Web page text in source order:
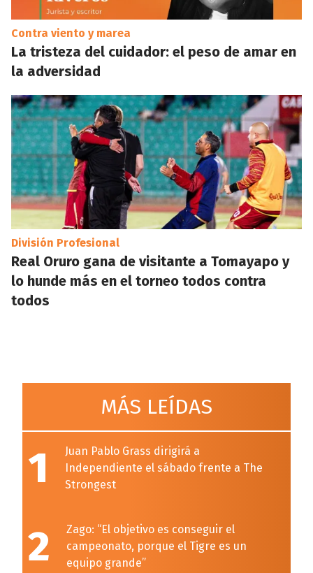
Contra viento y marea
La tristeza del cuidador: el peso de amar en
la adversidad
División Profesional
Real Oruro gana de visitante a Tomayapo y
lo hunde más en el torneo todos contra
todos
MÁS LEÍDAS
1
Juan Pablo Grass dirigirá a
Independiente el sábado frente a The
Strongest
2
Zago: “El objetivo es conseguir el
campeonato, porque el Tigre es un
equipo grande”